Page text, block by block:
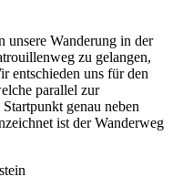
unsere Wanderung in der
zu gelangen,
entschieden uns für den
parallel zur
genau neben
ist der Wanderweg